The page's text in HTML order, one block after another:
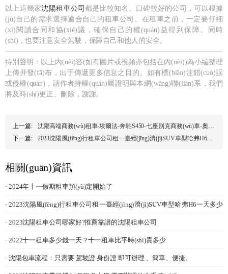
以上這幾家沈陽租車公司都是比較知名、口碑較好的公司，可以根據
(jù)自己的需求選擇適合自己的租車公司。在租車之前，一定要仔細
(xì)閱讀合同和協(xié)議，確保自己的權(quán)益得到保障。同時
(shí)，也要注意安全駕駛，保障自己和他人的安全。
特別聲明：以上內(nèi)容(如有圖片或視頻亦包括在內(nèi))為小編整理
上傳并發(fā)布，出于傳遞更多信息之目的。如有標(biāo)注錯(cuò)誤
或侵權(quán)，請作者持權(quán)屬證明與本網(wǎng)聯(lián)系，我們
將及時(shí)更正、刪除，謝謝。
上一篇:
沈陽高端商務(wù)租車-埃爾法-奔馳S450-七座別克商務(wù)車-奧迪A6L
下一篇:
2023沈陽風(fēng)行租車公司租一臺經(jīng)濟(jì)SUV車型哈弗H6一天多少錢?,
相關(guān)資訊
· 2024年十一假期租車預(yù)定開始了
· 2023沈陽風(fēng)行租車公司租一臺經(jīng)濟(jì)SUV車型哈弗H6一天多少
錢?,
· 2023沈陽租車公司哪家好?推薦靠譜的沈陽租車公司
· 2022十一租車多少錢一天？十一租車比平時(shí)貴多少
· 沈陽包車流程：只需要 駕駛證 身份證 即可辦理 、簡單、便捷。